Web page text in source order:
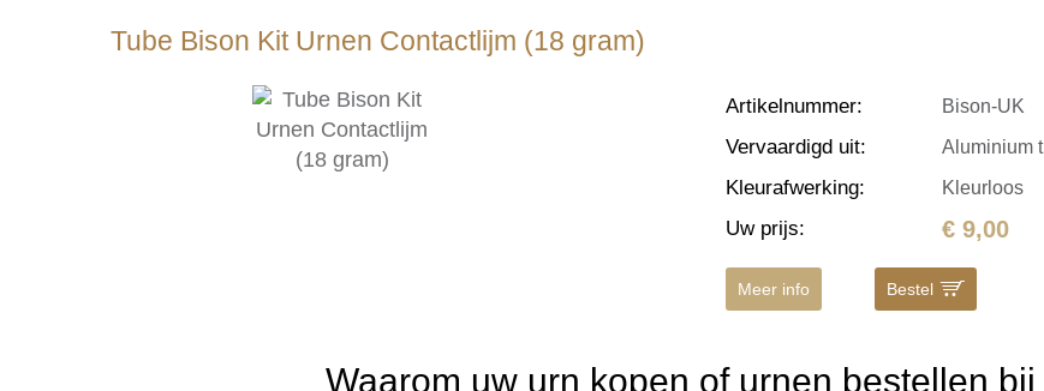
Tube Bison Kit Urnen Contactlijm (18 gram)
Artikelnummer: Bison-UK
Vervaardigd uit: Aluminium
Kleurafwerking: Kleurloos
Uw prijs: € 9,00
Meer info Bestel
Waarom uw urn kopen of urnen bestellen bij